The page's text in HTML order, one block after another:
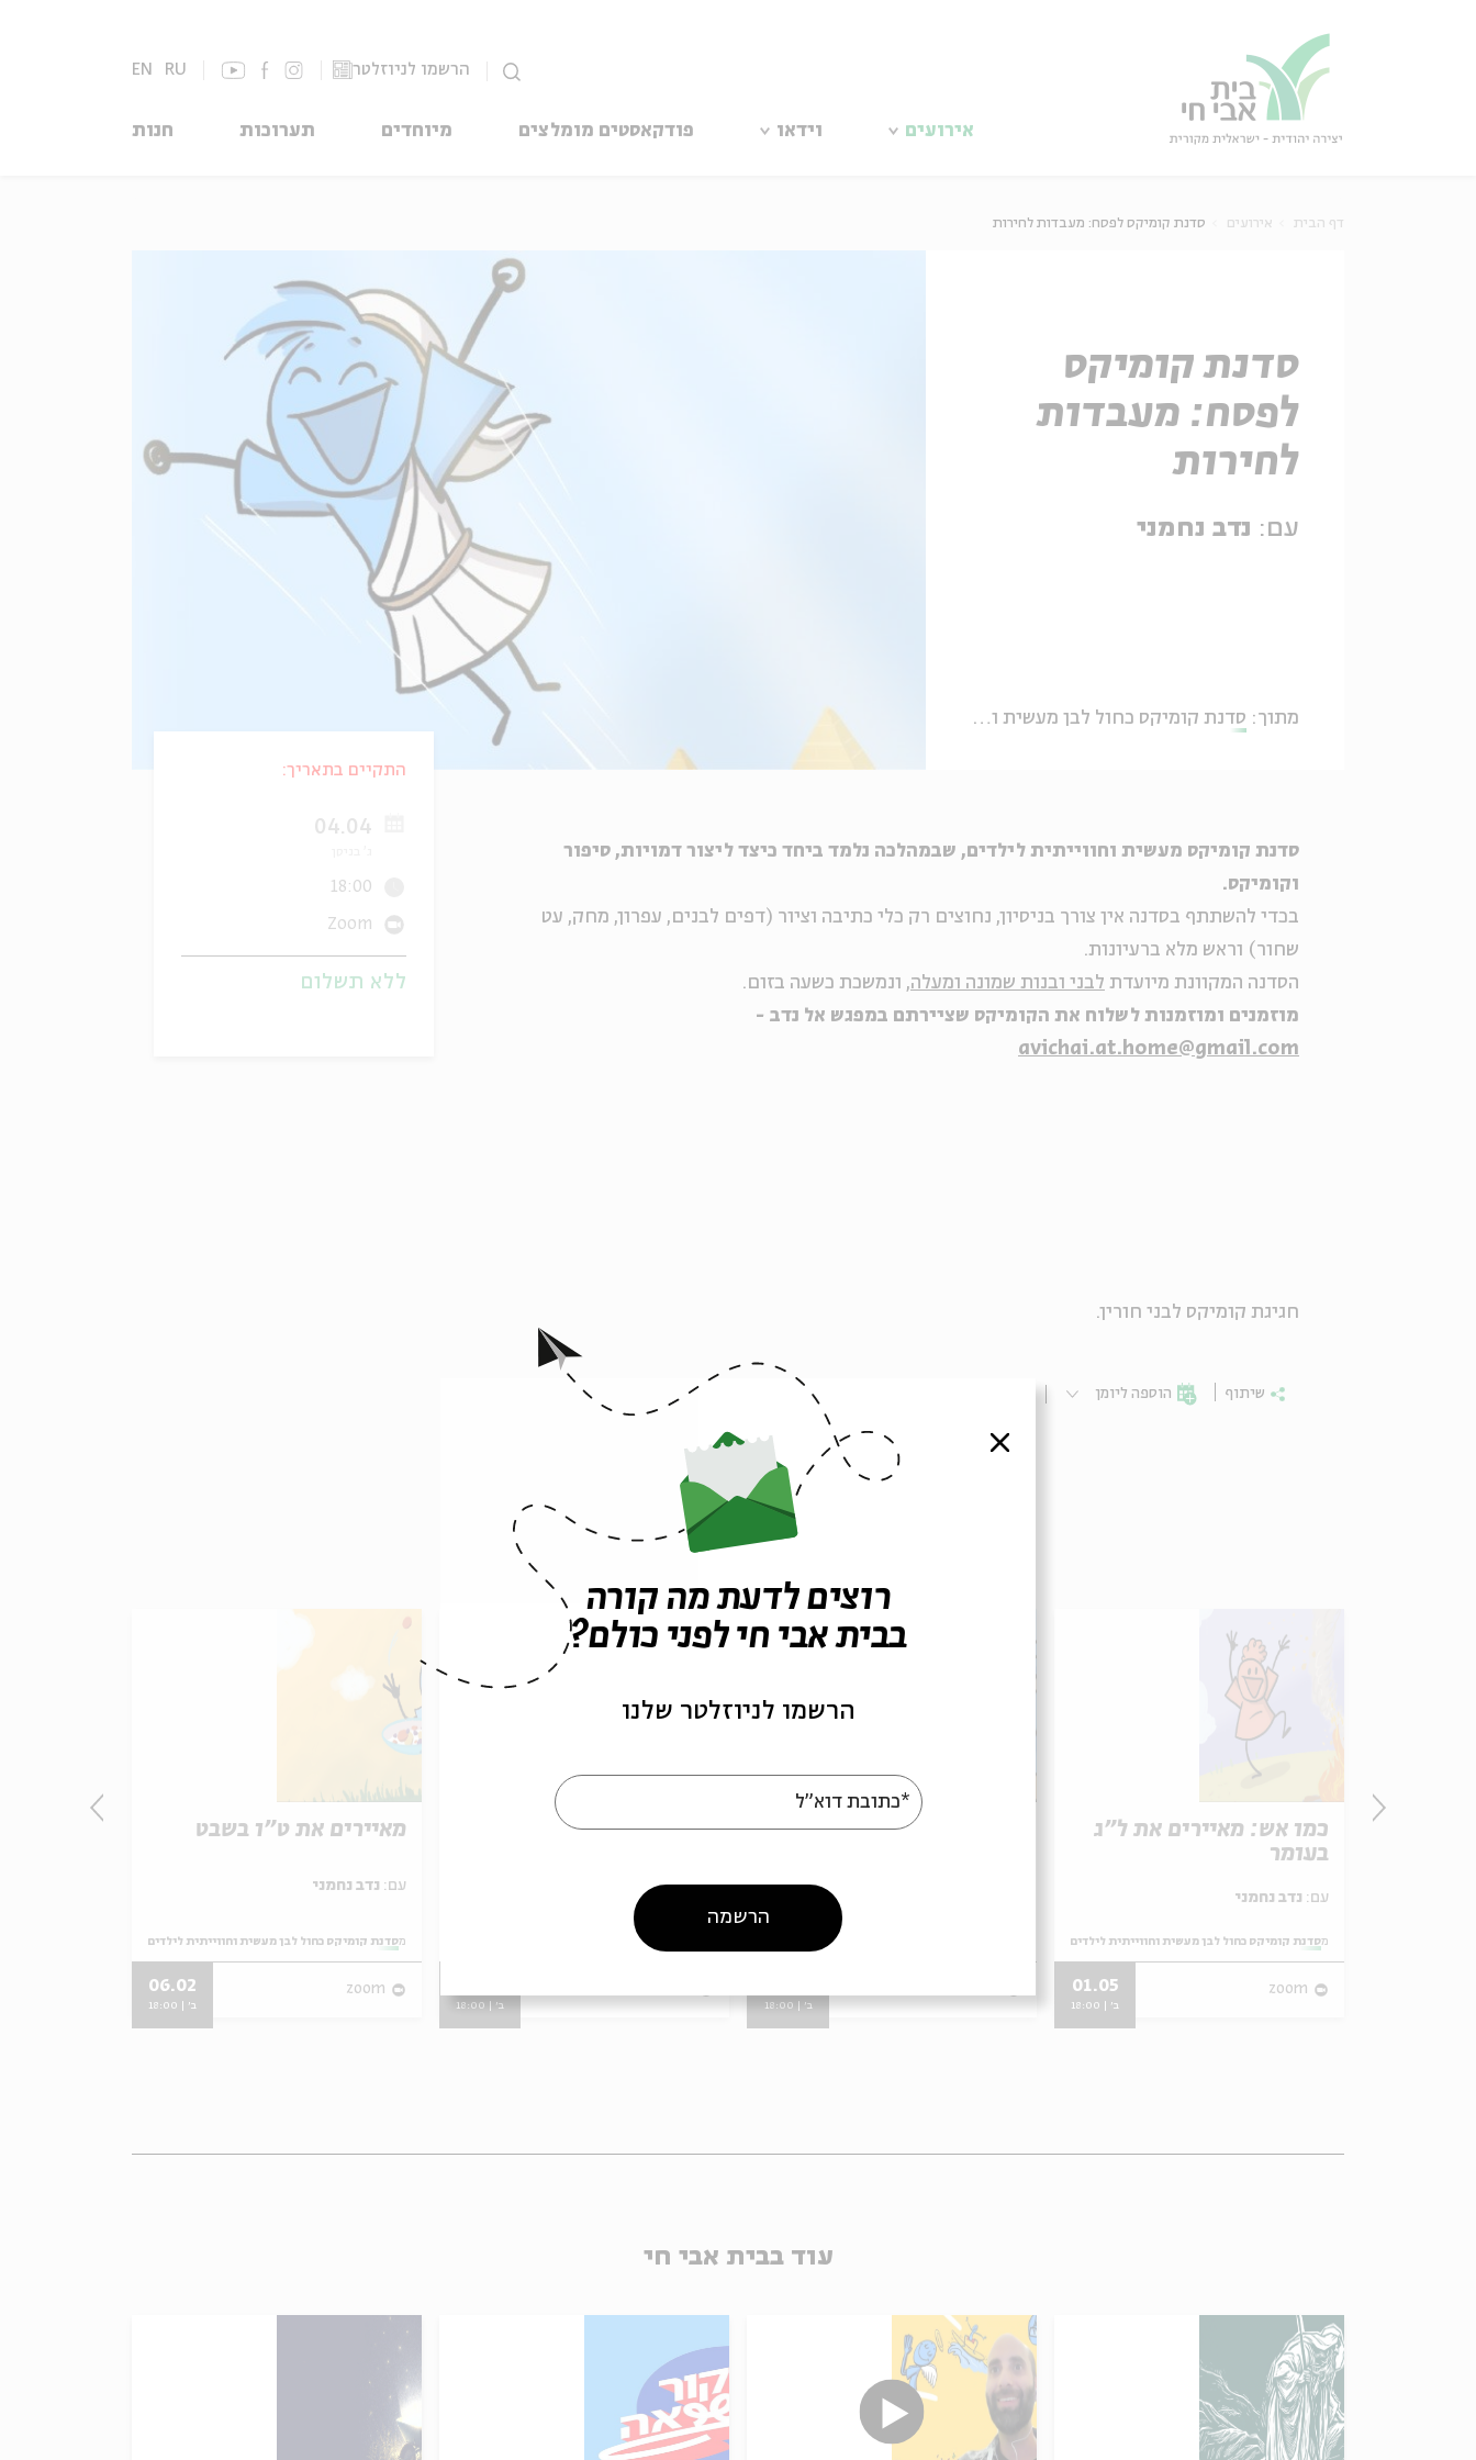
הרשמו לניוזלטר EN RU
אירועים וידאו פודקאסטים מומלצים מיוחדים תערוכות חנות
דף הבית אירועים סדנת קומיקס לפסח: מעבדות לחירות
סדנת קומיקס
לפסח: מעבדות
לחירות
עם: נדב נחמני
מתוך: סדנת קומיקס כחול לבן מעשית וחווייתית לילדים
סדנת קומיקס מעשית וחווייתית לילדים, שבמהלכה נלמד ביחד כיצד ליצור דמויות, סיפור
וקומיקס.
בכדי להשתתף בסדנה אין צורך בניסיון, נחוצים רק כלי כתיבה וציור (דפים לבנים, עפרון, מחק, עט
שחור) וראש מלא ברעיונות.
הסדנה המקוונת מיועדת לבני ובנות שמונה ומעלה, ונמשכת כשעה בזום.
מוזמנים ומוזמנות לשלוח את הקומיקס שציירתם במפגש אל נדב -
avichai.at.home@gmail.com
חגיגת קומיקס לבני חורין.
שיתוף הוספה ליומן
התקיים בתאריך:
04.04
18:00
Zoom
ללא תשלום
אירועים נוספים בסדרה
כמו אש: מאיירים את ל"ג
בעומר
עם:
מתוך:
סדנת קומיקס כחול לבן מעשית וחווייתית לילדים
zoom
01.05
ב' | 18:00
מאיירים את חג הפסח
סדנת קומיקס כחול לבן מעשית וחווייתית לילדים
ב' | 18:00
מאיירים את פורים
עם:נדב נחמני
סדנת קומיקס כחול לבן מעשית וחווייתית לילדים
ב' | 18:00
מאיירים את ט"ו בשבט
עם:
מתוך:
סדנת קומיקס כחול לבן מעשית וחווייתית לילדים
zoom
06.02
ב' | 18:00
עוד בבית אבי חי
סגור
רוצים לדעת מה קורה
בבית אבי חי לפני כולם?
הרשמו לניוזלטר שלנו
*כתובת דוא"ל
הרשמה